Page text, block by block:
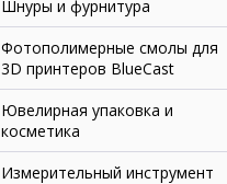
Шнуры и фурнитура
Фотополимерные смолы для
3D принтеров BlueCast
Ювелирная упаковка и
косметика
Измерительный инструмент